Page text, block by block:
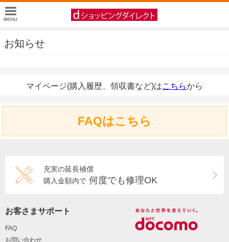
お知らせ
マイページ(購入履歴、領収書など)はこちらから
FAQはこちら
充実の延長補償
購入金額内で 何度でも修理OK
お客さまサポート
FAQ
お問い合わせ